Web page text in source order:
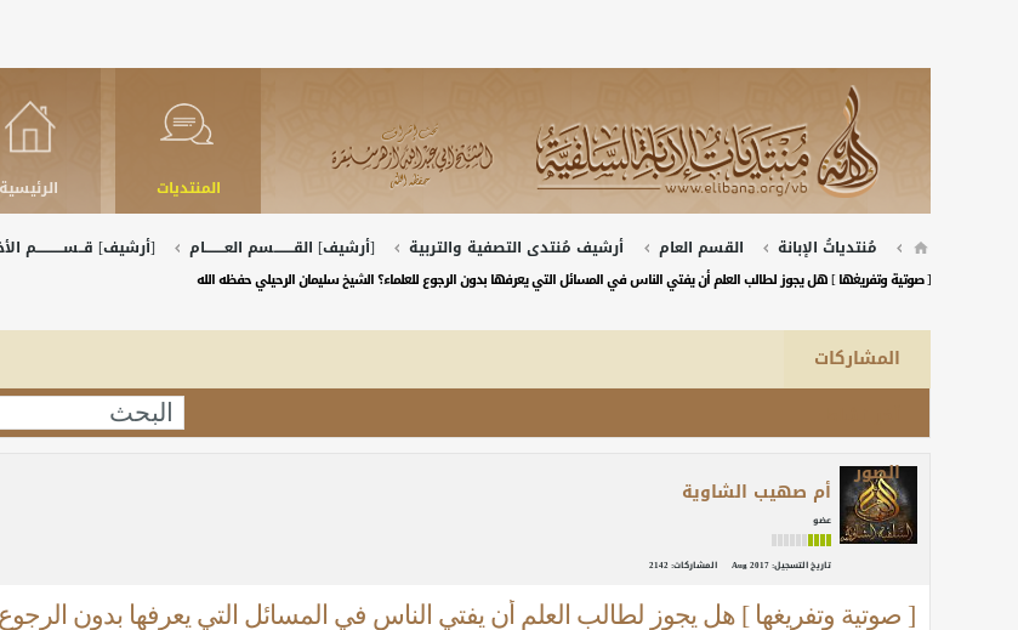
المنتديات الرئيسية
مُنتدياتُ الإبانة القسم العام أرشيف مُنتدى التصفية والتربية [أرشيف] القــــــــسم العــــــــام [أرشيف] قــســـــــــــم
[ صوتية وتفريغها ] هل يجوز لطالب العلم أن يفتي الناس في المسائل التي يعرفها بدون الرجوع للعلماء؟ الشيخ سليمان الرحيلي حفظه الله
المشاركات
الصور
أم صهيب الشاوية
عضو
تاريخ التسجيل:Aug 2017 المشاركات:2142
[ صوتية وتفريغها ] هل يجوز لطالب العلم أن يفتي الناس في المسائل التي يعرفها بدون